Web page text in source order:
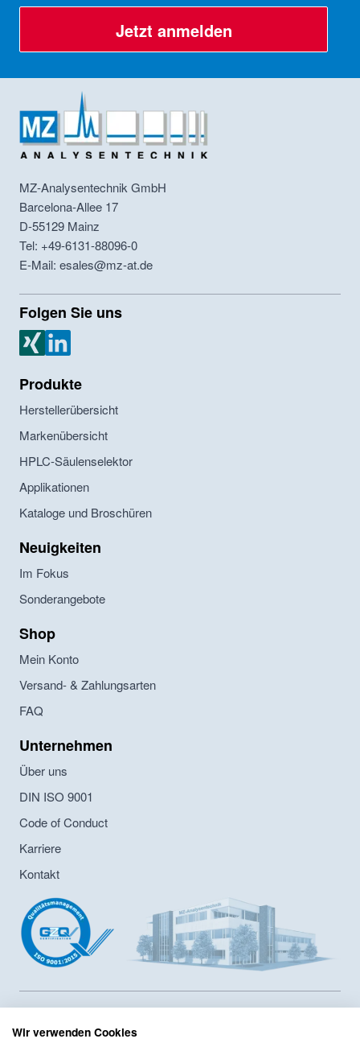
Jetzt anmelden
MZ-Analysentechnik GmbH
Barcelona-Allee 17
D-55129 Mainz
Tel: +49-6131-88096-0
E-Mail: esales@mz-at.de
Folgen Sie uns
MZ Analysentechnik Xing
MZ Analysentechnik LinkedIn
Produkte
Herstellerübersicht
Markenübersicht
HPLC-Säulenselektor
Applikationen
Kataloge und Broschüren
Neuigkeiten
Im Fokus
Sonderangebote
Shop
Mein Konto
Versand- & Zahlungsarten
FAQ
Unternehmen
Über uns
DIN ISO 9001
Code of Conduct
Karriere
Kontakt
MZ-Analysentechnik GmbH ist Hersteller von HPLC- und GPC-
Säulen sowie Lieferant von Chromatographiesäulen und
Wir verwenden Cookies